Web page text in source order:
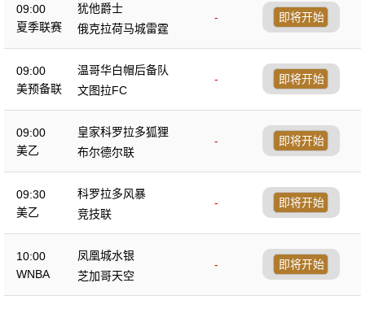
09:00
夏季联赛
犹他爵士
-
俄克拉荷马城雷霆
即将开始
09:00
美预备联
温哥华白帽后备队
-
文图拉FC
即将开始
09:00
美乙
皇家科罗拉多狐狸
-
布尔德尔联
即将开始
09:30
美乙
科罗拉多风暴
-
竞技联
即将开始
10:00
WNBA
凤凰城水银
-
芝加哥天空
即将开始